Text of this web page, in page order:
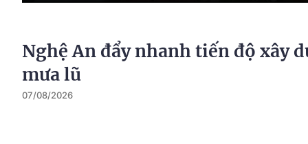
Nghệ An đẩy nhanh tiến độ xây
mưa lũ
07/08/2026